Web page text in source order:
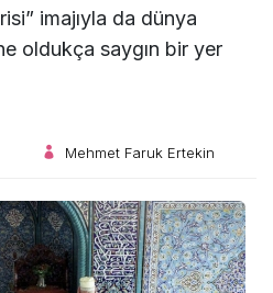
imajıyla da dünya
oldukça saygın bir yer
Mehmet Faruk Ertekin